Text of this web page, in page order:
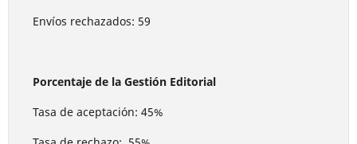
Envíos rechazados: 59
Porcentaje de la Gestión Editorial
Tasa de aceptación: 45%